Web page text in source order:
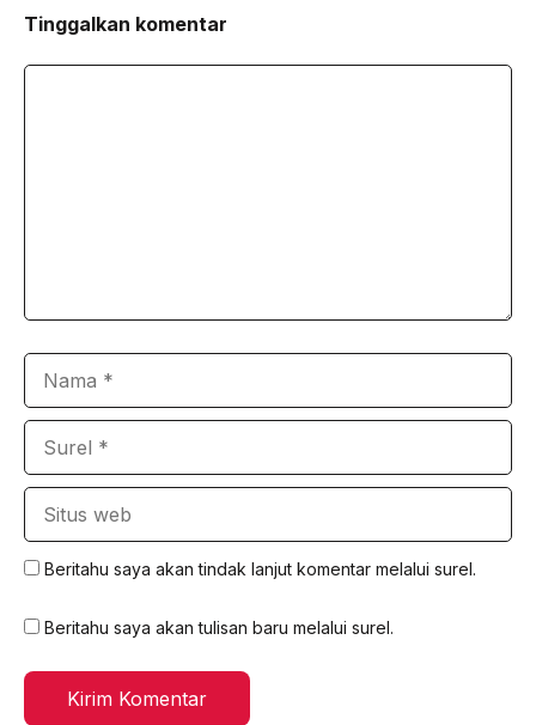
Tinggalkan komentar
Beritahu saya akan tindak lanjut komentar melalui surel.
Beritahu saya akan tulisan baru melalui surel.